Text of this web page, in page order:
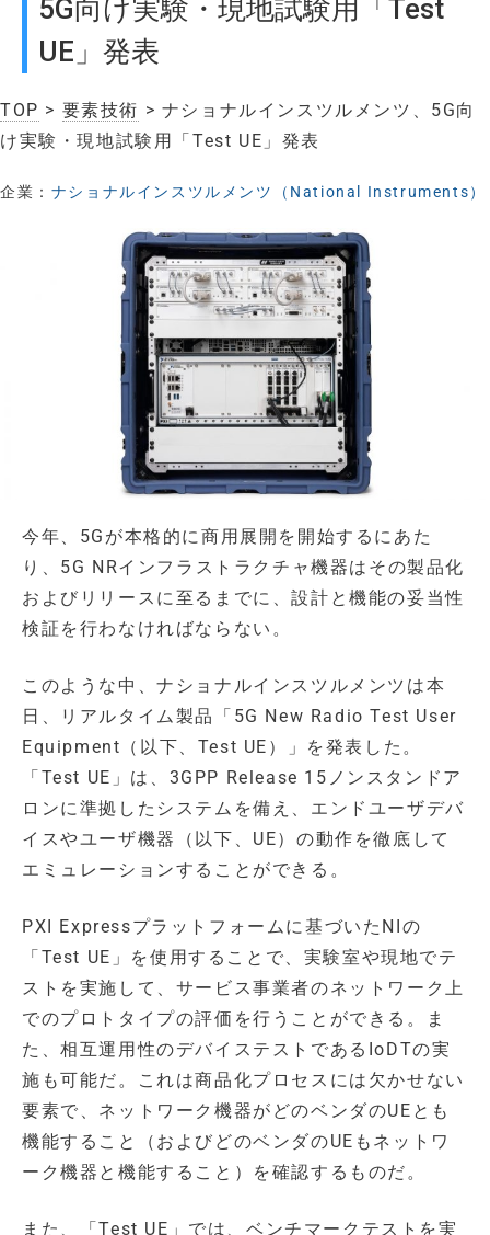
5G向け実験・現地試験用「Test
UE」発表
TOP > 要素技術 > ナショナルインスツルメンツ、5G向
け実験・現地試験用「Test UE」発表
企業： ナショナルインスツルメンツ（National Instruments）
今年、5Gが本格的に商用展開を開始するにあた
り、5G NRインフラストラクチャ機器はその製品化
およびリリースに至るまでに、設計と機能の妥当性
検証を行わなければならない。
このような中、ナショナルインスツルメンツは本
日、リアルタイム製品「5G New Radio Test User
Equipment（以下、Test UE）」を発表した。
「Test UE」は、3GPP Release 15ノンスタンドア
ロンに準拠したシステムを備え、エンドユーザデバ
イスやユーザ機器（以下、UE）の動作を徹底して
エミュレーションすることができる。
PXI Expressプラットフォームに基づいたNIの
「Test UE」を使用することで、実験室や現地でテ
ストを実施して、サービス事業者のネットワーク上
でのプロトタイプの評価を行うことができる。ま
た、相互運用性のデバイステストであるIoDTの実
施も可能だ。これは商品化プロセスには欠かせない
要素で、ネットワーク機器がどのベンダのUEとも
機能すること（およびどのベンダのUEもネットワ
ーク機器と機能すること）を確認するものだ。
また、「Test UE」では、ベンチマークテストを実